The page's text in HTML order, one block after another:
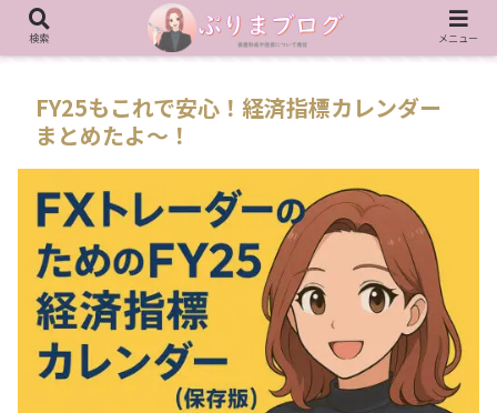
FY25もこれで安心！経済指標カレンダー
まとめたよ〜！
検索 メニュー